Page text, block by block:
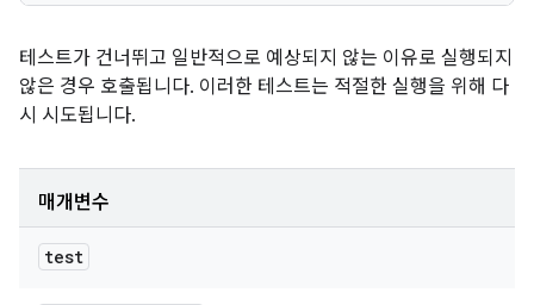
테스트가 건너뛰고 일반적으로 예상되지 않는 이유로 실행되지
않은 경우 호출됩니다. 이러한 테스트는 적절한 실행을 위해 다
시 시도됩니다.
매개변수
test